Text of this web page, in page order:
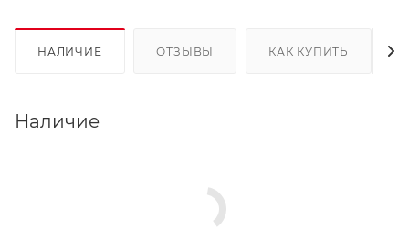
НАЛИЧИЕ ОТЗЫВЫ КАК КУПИТЬ
Наличие